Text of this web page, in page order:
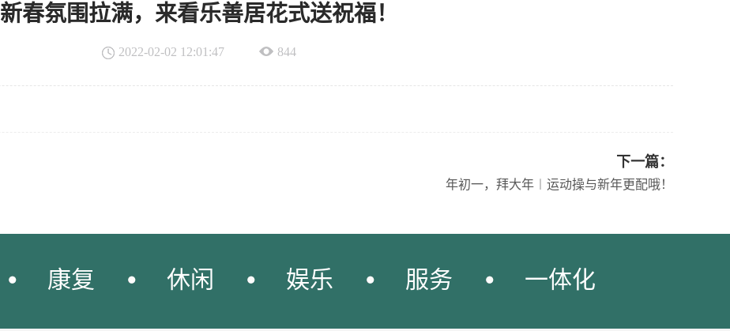
新春氛围拉满，来看乐善居花式送祝福！
2022-02-02 12:01:47 844
下一篇：
年初一，拜大年︱运动操与新年更配哦！
康复 休闲 娱乐 服务 一体化